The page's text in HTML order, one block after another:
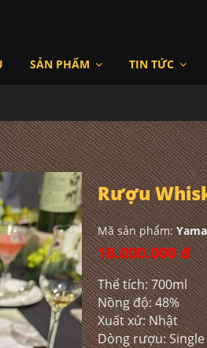
SẢN PHẨM TIN TỨC
Rượu
Mã sản phẩm:
18.000.000 đ
Thể tích: 700ml
Nồng độ: 48%
Xuất xứ: Nhật
Dòng rượu: